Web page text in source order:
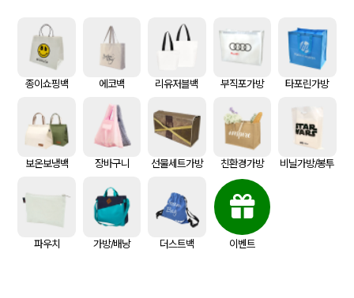
종이쇼핑백 에코백 리유저블백 부직포가방 타포린가방
보온보냉백 장바구니 선물세트가방 친환경가방 비닐가방/봉투
파우치 가방/배낭 더스트백 이벤트